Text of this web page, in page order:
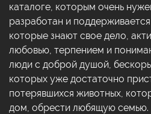
каталоге, которым очень
разработан и
которые знают свое дело,
любовью, терпением и
люди с доброй душой,
которых уже достаточно
потерявшихся животных,
дом, обрести любящую семью.